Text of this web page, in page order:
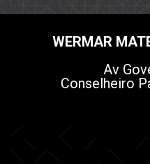
WERMAR
Av
Conselheiro